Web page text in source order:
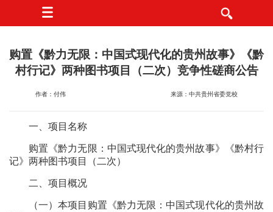
购置《黔力无限：中国式现代化的贵州故事》《黔
村行记》两种图书项目（二次）竞争性磋商公告
作者：付伟 来源：中共贵州省委党校
一、项目名称
购置《黔力无限：中国式现代化的贵州故事》《黔村行
记》两种图书项目（二次）
二、项目概况
（一）本项目购置《黔力无限：中国式现代化的贵州故